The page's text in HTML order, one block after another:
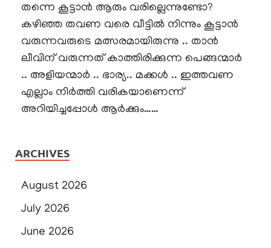
തന്നെ കൂട്ടാൻ ആരും വരില്ലെന്നുണ്ടോ?
കഴിഞ്ഞ തവണ വരെ വീട്ടിൽ നിന്നും കൂട്ടാൻ
വരുന്നവരുടെ മത്സരമായിരുന്നു .. താൻ
ലീവിന് വരുന്നത് കാത്തിരിക്കുന്ന പെങ്ങന്മാർ
.. അളിയന്മാർ .. ഭാര്യ.. മക്കൾ .. ഇത്തവണ
എല്ലാം നിർത്തി വരികയാണെന്ന്
അറിയിച്ചപ്പോൾ ആർക്കും……
ARCHIVES
August 2026
July 2026
June 2026